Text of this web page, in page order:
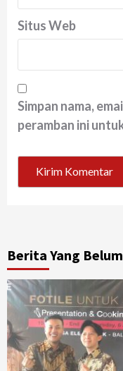
Situs Web
Simpan nama,
peramban ini
Berita Yang